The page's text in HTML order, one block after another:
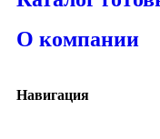
О компании
Навигация